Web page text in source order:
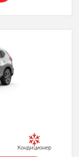
Кондиционер